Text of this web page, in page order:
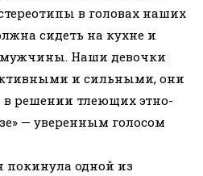
в головах наших
сидеть на кухне и
мужчины. Наши девочки
и сильными, они
в решении тлеющих этно-
— уверенным голосом
покинула одной из